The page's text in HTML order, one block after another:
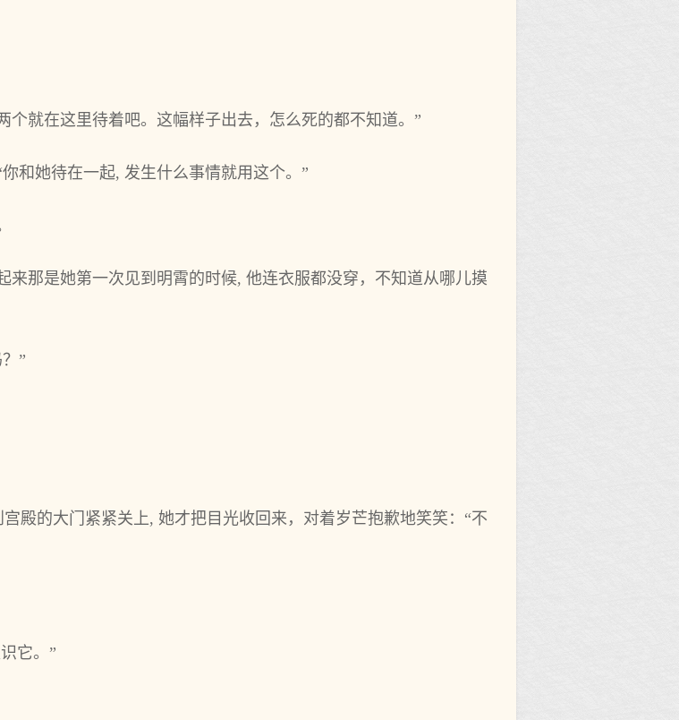
个就在这里待着吧。这幅样子出去，怎么死的都不知道。”
和她待在一起, 发生什么事情就用这个。”
来那是她第一次见到明霄的时候, 他连衣服都没穿，不知道从哪儿摸
”
殿的大门紧紧关上, 她才把目光收回来，对着岁芒抱歉地笑笑：“不
它。”